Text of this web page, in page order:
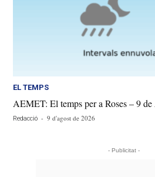
EL TEMPS
AEMET: El temps per a Roses – 9
Redacció - 9 d'agost de 2026
- Publicitat -